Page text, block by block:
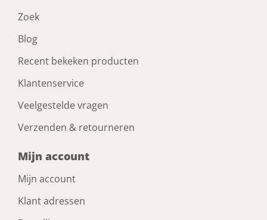
Zoek
Blog
Recent bekeken producten
Klantenservice
Veelgestelde vragen
Verzenden & retourneren
Mijn account
Mijn account
Klant adressen